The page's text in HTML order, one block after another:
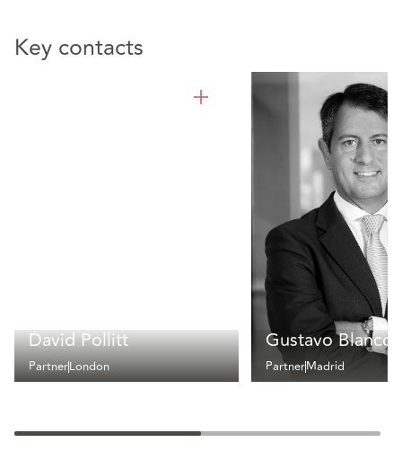
Key contacts
David Pollitt
PartnerLondon
Gustavo Blanco
PartnerMadrid